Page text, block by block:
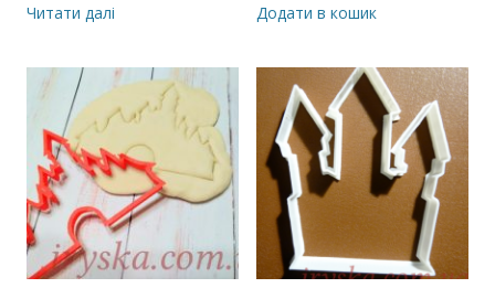
Читати далі Додати в кошик